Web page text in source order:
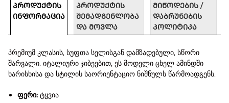
ᲞᲠᲝᲓᲣᲥᲢᲘᲡ
ᲘᲜᲤᲝᲠᲛᲐᲪᲘᲐ
ᲞᲠᲝᲓᲣᲥᲢᲘᲡ
ᲨᲔᲛᲐᲓᲒᲔᲜᲚᲝᲑᲐ
ᲓᲐ ᲛᲝᲕᲚᲐ
ᲛᲘᲬᲝᲓᲔᲑᲘᲡ /
ᲓᲐᲑᲠᲣᲜᲔᲑᲘᲡ
ᲞᲝᲚᲘᲢᲘᲙᲐ
პრემიუმ კლასის, სუფთა სელისგან დამზადებული, სწორი
შარვალი. იტალიური ჯიბეებით, ეს მოდელი ცხელ ამინდში
ხარისხისა და სტილის საორიენტაციო ნიშნულს წარმოადგენს.
ფერი:ტყვია